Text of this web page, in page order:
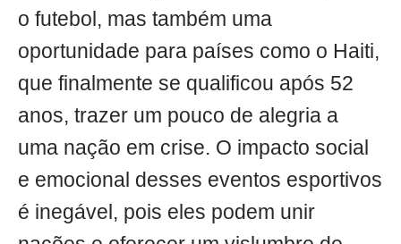
o futebol, mas também uma
oportunidade para países como o Haiti,
que finalmente se qualificou após 52
anos, trazer um pouco de alegria a
uma nação em crise. O impacto social
e emocional desses eventos esportivos
é inegável, pois eles podem unir